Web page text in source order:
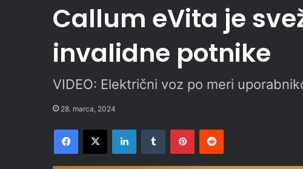
Callum eVita je
invalidne potnike
VIDEO: Električni voz po meri
28. marca, 2024
Facebook
X LinkedInTumblr PinterestReddit